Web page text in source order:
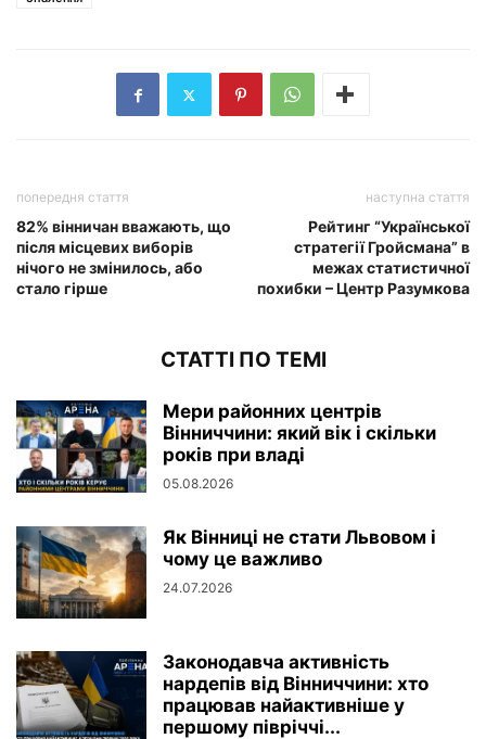
попередня стаття
82% вінничан вважають, що
після місцевих виборів
нічого не змінилось, або
стало гірше
наступна стаття
​​Рейтинг “Української
стратегії Гройсмана” в
межах статистичної
похибки – Центр Разумкова
СТАТТІ ПО ТЕМІ
Мери районних центрів
Вінниччини: який вік і скільки
років при владі
05.08.2026
Як Вінниці не стати Львовом і
чому це важливо
24.07.2026
Законодавча активність
нардепів від Вінниччини: хто
працював найактивніше у
першому півріччі...